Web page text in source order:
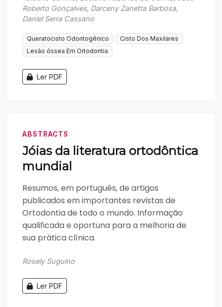
Roberto Gonçalves, Darceny Zanetta Barbosa,
Daniel Serra Cassano
Queratocisto Odontogênico
Cisto Dos Maxilares
Lesão óssea Em Ortodontia
Ler PDF
ABSTRACTS
Jóias da literatura ortodôntica
mundial
Resumos, em português, de artigos
publicados em importantes revistas de
Ortodontia de todo o mundo. Informação
qualificada e oportuna para a melhoria de
sua prática clínica.
Rosely Suguino
Ler PDF